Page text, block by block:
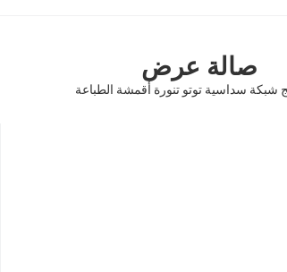
صالة عرض
شبكة سداسية توتو تنورة أقمشة الطباعة